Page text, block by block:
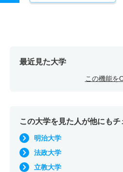
最近見た大学
この機能を
この大学を見た人が他にも
明治大学
法政大学
立教大学